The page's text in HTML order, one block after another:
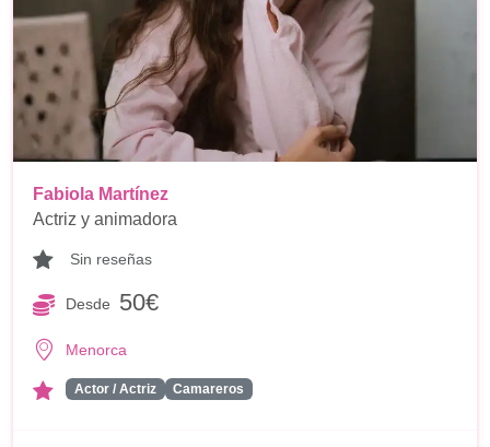
Fabiola Martínez
Actriz y animadora
Sin reseñas
Desde 50€
Menorca
Actor / Actriz Camareros